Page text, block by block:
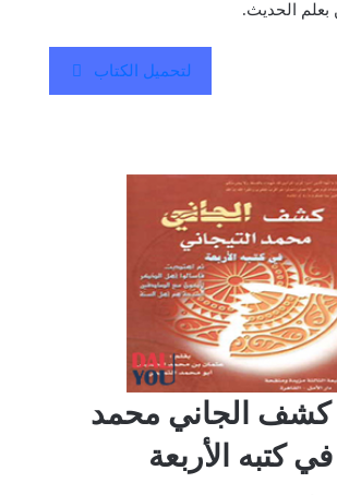
بعلم الحديث.
لتحميل الكتاب
كشف الجاني محمد
في كتبه الأربعة